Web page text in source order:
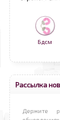
Бдсм
Рассылка
Держите